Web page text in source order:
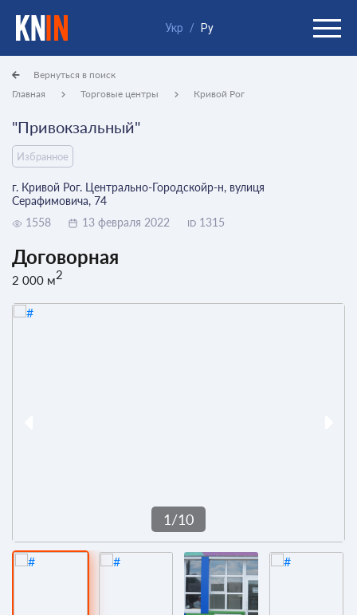
Укр / Ру
Главная Торговые центры Кривой Рог
Вернуться в поиск
"Привокзальный"
Избранное
г. Кривой Рог. Центрально-Городскойр-н, вулиця
Серафимовича, 74
1558
13 февраля 2022 ID 1315
Договорная
2 000 м2
1/10